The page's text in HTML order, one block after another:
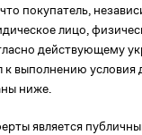
покупатель,
лицо,
действующему
к выполнению
ниже.
является